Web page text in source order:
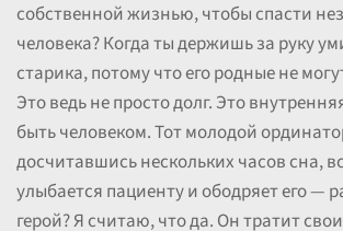
собственной жизнью, чтобы спасти
человека? Когда ты держишь за руку
старика, потому что его родные не
Это ведь не просто долг. Это
быть человеком. Тот молодой
досчитавшись нескольких часов сна,
улыбается пациенту и ободряет его —
герой? Я считаю, что да. Он тратит